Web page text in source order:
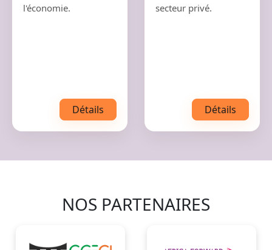
l'économie.
Détails
secteur privé.
Détails
NOS PARTENAIRES